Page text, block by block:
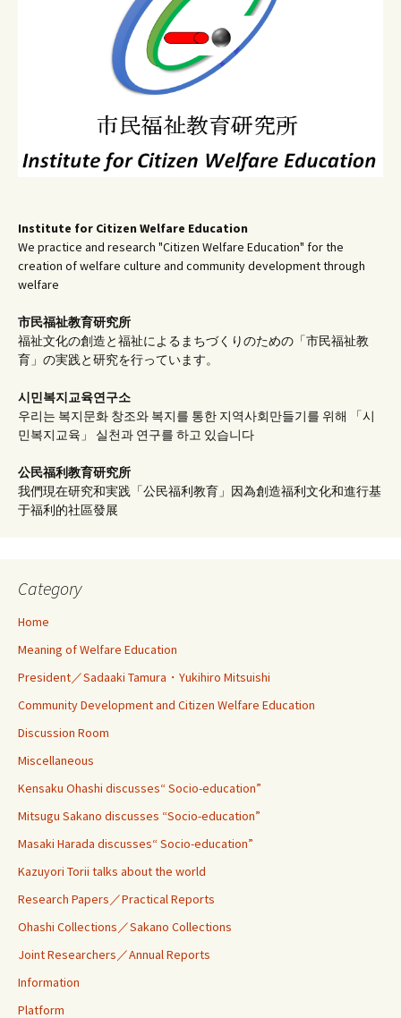
Institute for Citizen Welfare Education
We practice and research "Citizen Welfare Education" for the
creation of welfare culture and community development through
welfare
市民福祉教育研究所
福祉文化の創造と福祉によるまちづくりのための「市民福祉教
育」の実践と研究を行っています。
시민복지교육연구소
우리는 복지문화 창조와 복지를 통한 지역사회만들기를 위해 「시
민복지교육」 실천과 연구를 하고 있습니다
公民福利教育研究所
我們現在研究和実践「公民福利教育」因為創造福利文化和進行基
于福利的社區發展
Category
Home
Meaning of Welfare Education
President／Sadaaki Tamura・Yukihiro Mitsuishi
Community Development and Citizen Welfare Education
Discussion Room
Miscellaneous
Kensaku Ohashi discusses“ Socio-education”
Mitsugu Sakano discusses “Socio-education”
Masaki Harada discusses“ Socio-education”
Kazuyori Torii talks about the world
Research Papers／Practical Reports
Ohashi Collections／Sakano Collections
Joint Researchers／Annual Reports
Information
Platform